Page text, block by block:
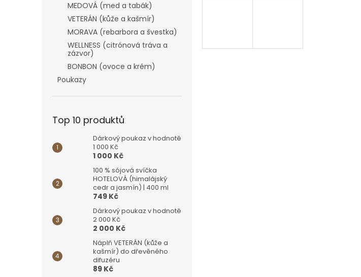
MEDOVÁ (med a tabák)
VETERÁN (kůže a kašmír)
MORAVA (rebarbora a švestka)
WELLNESS (citrónová tráva a
zázvor)
BONBON (ovoce a krém)
Poukazy
Top 10 produktů
Dárkový poukaz v hodnotě
1 000 Kč
1 000 Kč
100 % sójová svíčka
HOTELOVÁ (himalájský
cedr a jasmín) | 400 ml
749 Kč
Dárkový poukaz v hodnotě
2 000 Kč
2 000 Kč
Náplň VETERÁN (kůže a
kašmír) do dřevěného
difuzéru
89 Kč